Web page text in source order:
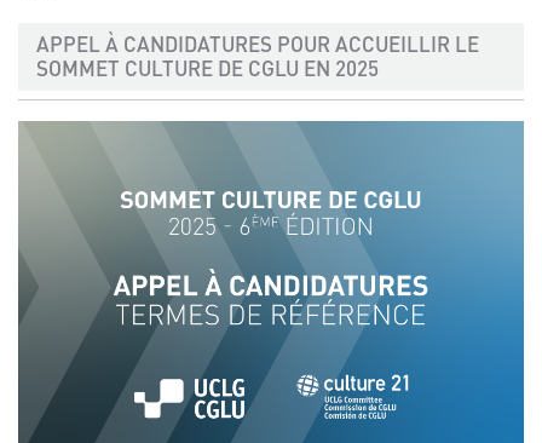
APPEL À CANDIDATURES POUR ACCUEILLIR LE
SOMMET CULTURE DE CGLU EN 2025